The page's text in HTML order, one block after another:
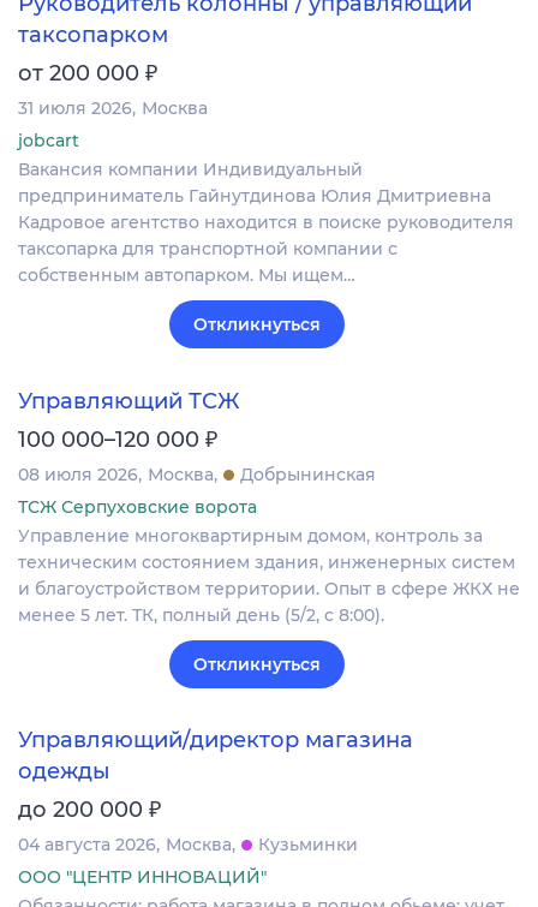
таксопарком
от 200 000 ₽
31 июля 2026 Москва
jobcart
Вакансия компании Индивидуальный
предприниматель Гайнутдинова Юлия Дмитриевна
Кадровое агентство находится в поиске руководителя
таксопарка для транспортной компании с
собственным автопарком. Мы ищем…
Откликнуться
Управляющий ТСЖ
100 000–120 000 ₽
08 июля 2026 Москва
Добрынинская
ТСЖ Серпуховские ворота
Управление многоквартирным домом, контроль за
техническим состоянием здания, инженерных систем
и благоустройством территории. Опыт в сфере ЖКХ не
менее 5 лет. ТК, полный день (5/2, с 8:00).
Откликнуться
Управляющий/директор магазина
одежды
до 200 000 ₽
04 августа 2026 Москва
Кузьминки
ООО "ЦЕНТР ИННОВАЦИЙ"